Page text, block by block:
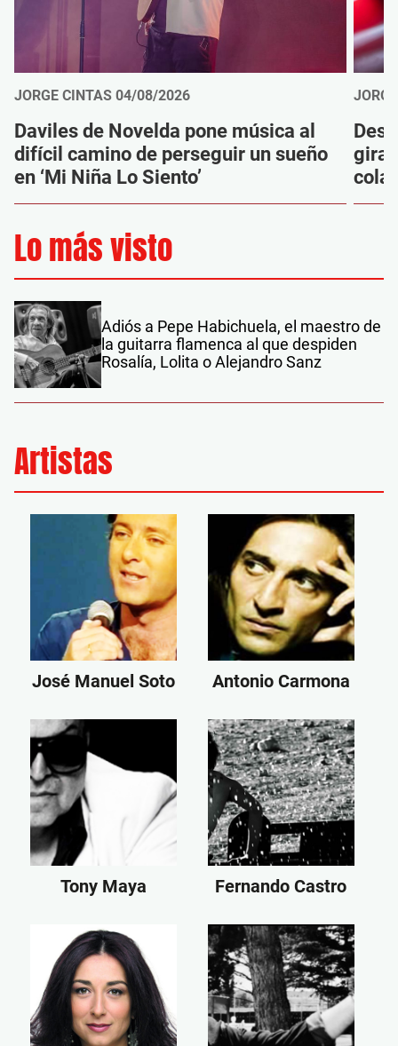
JORGE CINTAS 04/08/2026
Daviles de Novelda pone música al
difícil camino de perseguir un sueño
en ‘Mi Niña Lo Siento’
gira
Lo más visto
Adiós a Pepe Habichuela, el maestro de
la guitarra flamenca al que despiden
Rosalía, Lolita o Alejandro Sanz
Artistas
José Manuel Soto Antonio Carmona
Tony Maya Fernando Castro